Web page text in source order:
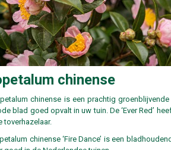
chinense
chinense is een prachtig
blad goed opvalt in uw tuin. De ‘Ever Red’
toverhazelaar.
chinense ‘Fire Dance’ is een